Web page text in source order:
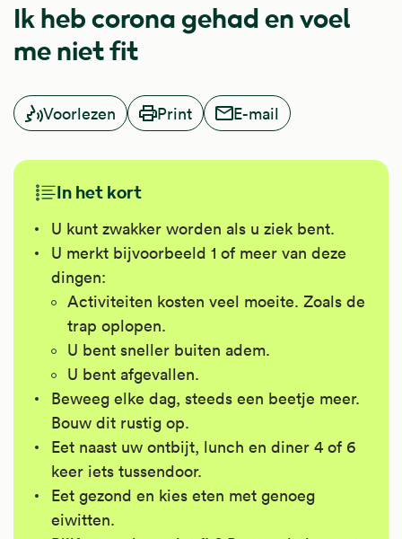
Ik heb corona gehad en voel
me niet fit
Voorlezen Print E-mail
In het kort
U kunt zwakker worden als u ziek bent.
U merkt bijvoorbeeld 1 of meer van deze
dingen:
Activiteiten kosten veel moeite. Zoals de
trap oplopen.
U bent sneller buiten adem.
U bent afgevallen.
Beweeg elke dag, steeds een beetje meer.
Bouw dit rustig op.
Eet naast uw ontbijt, lunch en diner 4 of 6
keer iets tussendoor.
Eet gezond en kies eten met genoeg
eiwitten.